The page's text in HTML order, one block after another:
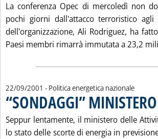
La conferenza Opec di mercoledì non
pochi giorni dall'attacco terroristico
dell'organizzazione, Ali Rodriguez, ha
Paesi membri rimarrà immutata a 23,2
22/09/2001 - Politica energetica nazionale
“SONDAGGI”
Seppur lentamente, il ministero delle
lo stato delle scorte di energia in